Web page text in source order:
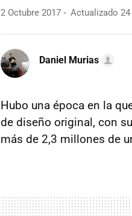
2 Octubre 2017 Actualizado 24
Daniel Murias
Hubo una época en la
de diseño original, con
más de 2,3 millones de